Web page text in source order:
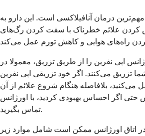
مهم‌ترین درمان آنافیلاکسی است. این دارو به
علائم خطرناک با سفت کردن رگ‌های
اپی نفرین را از طریق تزریق، معمولا در
تزریق می‌کنند. اگر خود تزریقی اپی نفرین
می‌کنید، بلافاصله هنگام شروع علائم از آن
حتی اگر احساس بهبودی کردید، با اورژانس
تماس بگیرید.
اتاق اورژانس ممکن است شامل موارد زیر